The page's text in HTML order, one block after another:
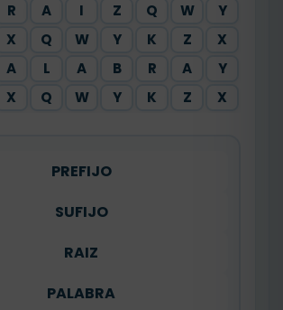
R A I Z Q W
Y
X Q W Y K Z
X
A L A B R A
Y
X Q W Y K Z X
PREFIJO
SUFIJO
RAIZ
PALABRA